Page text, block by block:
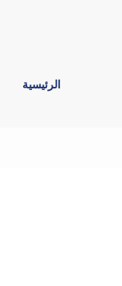
الرئيسية